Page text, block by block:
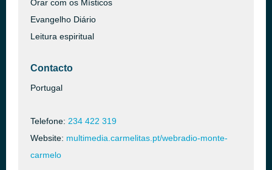
Orar com os Místicos
Evangelho Diário
Leitura espiritual
Contacto
Portugal
Telefone: 234 422 319
Website: multimedia.carmelitas.pt/webradio-monte-
carmelo